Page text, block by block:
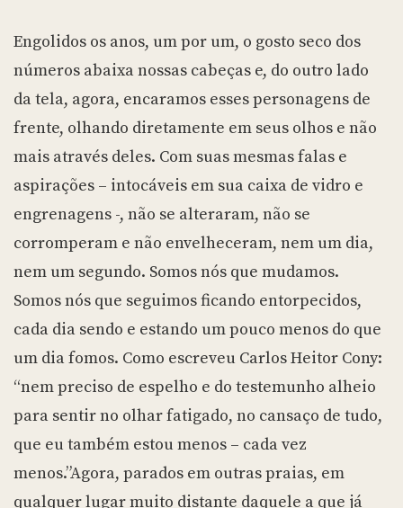
Engolidos os anos, um por um, o gosto seco dos
números abaixa nossas cabeças e, do outro lado
da tela, agora, encaramos esses personagens de
frente, olhando diretamente em seus olhos e não
mais através deles. Com suas mesmas falas e
aspirações – intocáveis em sua caixa de vidro e
engrenagens -, não se alteraram, não se
corromperam e não envelheceram, nem um dia,
nem um segundo. Somos nós que mudamos.
Somos nós que seguimos ficando entorpecidos,
cada dia sendo e estando um pouco menos do que
um dia fomos. Como escreveu Carlos Heitor Cony:
“nem preciso de espelho e do testemunho alheio
para sentir no olhar fatigado, no cansaço de tudo,
que eu também estou menos – cada vez
menos.”Agora, parados em outras praias, em
qualquer lugar muito distante daquele a que já